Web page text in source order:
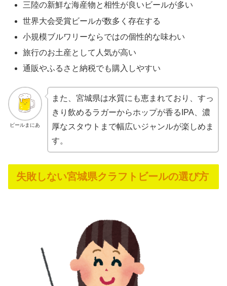
三陸の新鮮な海産物と相性が良いビールが多い
世界大会受賞ビールが数多く存在する
小規模ブルワリーならではの個性的な味わい
旅行のお土産として人気が高い
通販やふるさと納税でも購入しやすい
ビールまにあ
また、宮城県は水質にも恵まれており、すっ
きり飲めるラガーからホップが香るIPA、濃
厚なスタウトまで幅広いジャンルが楽しめま
す。
失敗しない宮城県クラフトビールの選び方